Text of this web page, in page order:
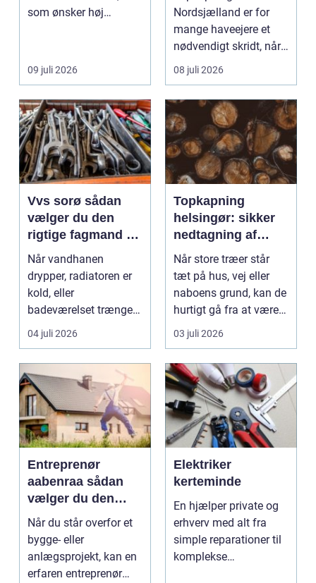
som ønsker høj
09 juli 2026
Nordsjælland er for
mange haveejere et
nødvendigt skridt, når
store ...
08 juli 2026
Vvs sorø sådan
vælger du den
rigtige fagmand til
vand, varme og
energi
Når vandhanen
drypper, radiatoren er
kold, eller
badeværelset trænger
til en gennemgribende
renoveri...
04 juli 2026
Topkapning
helsingør: sikker
nedtagning af
store og
besværlige træer
Når store træer står
tæt på hus, vej eller
naboens grund, kan de
hurtigt gå fra at være
smukke til a...
03 juli 2026
Entreprenør
aabenraa sådan
vælger du den
rette til dit projekt
Når du står overfor et
bygge- eller
anlægsprojekt, kan en
erfaren entreprenør
Elektriker
kerteminde
En hjælper private og
erhverv med alt fra
simple reparationer til
komplekse